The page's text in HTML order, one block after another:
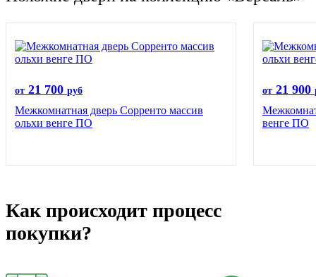
от 21 700 руб
Межкомнатная дверь Сорренто массив
ольхи венге ПО
от 21 900
венге ПО
Как происходит процесс
покупки?